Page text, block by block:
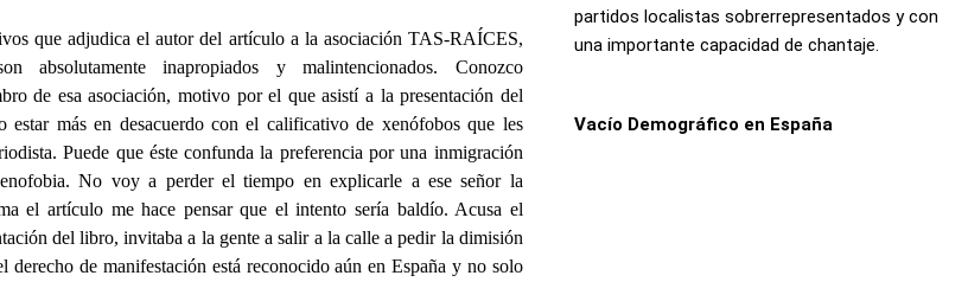
que adjudica el autor del artículo a la asociación TAS-RAÍCES,
absolutamente inapropiados y malintencionados. Conozco
de esa asociación, motivo por el que asistí a la presentación del
estar más en desacuerdo con el calificativo de xenófobos que les
Puede que éste confunda la preferencia por una inmigración
No voy a perder el tiempo en explicarle a ese señor la
el artículo me hace pensar que el intento sería baldío. Acusa el
del libro, invitaba a la gente a salir a la calle a pedir la dimisión
de manifestación está reconocido aún en España y no solo
partidos localistas sobrerrepresentados y con
una importante capacidad de chantaje.
Vacío Demográfico en España